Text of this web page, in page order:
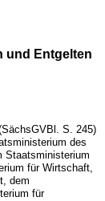
und Entgelten
S. 245)
des
Staatsministerium
für Wirtschaft,
dem
für